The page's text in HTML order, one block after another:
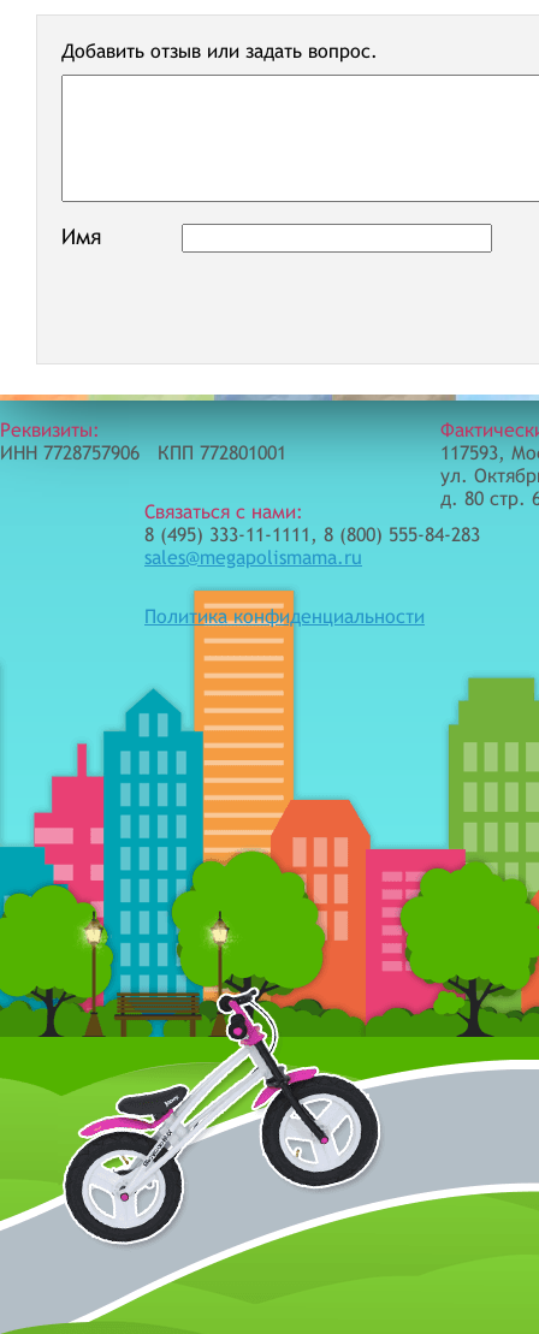
Добавить отзыв или задать вопрос.
Имя
Реквизиты:
ИНН 7728757906 КПП 772801001
Связаться с нами:
8 (495) 333-11-1111, 8 (800) 555-84-283
sales@megapolismama.ru
Политика конфиденциальности
117593,
ул.
д. 80 стр.